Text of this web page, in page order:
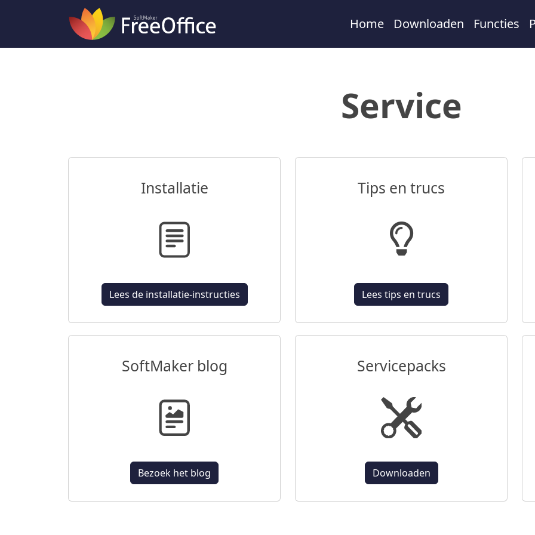
Home Downloaden Functies
Service
Installatie
Lees de installatie-instructies
Tips en trucs
Lees tips en trucs
SoftMaker blog
Bezoek het blog
Servicepacks
Downloaden